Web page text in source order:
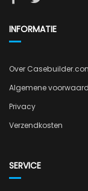
INFORMATIE
Over
Algemene
Privacy
Verzendkosten
SERVICE